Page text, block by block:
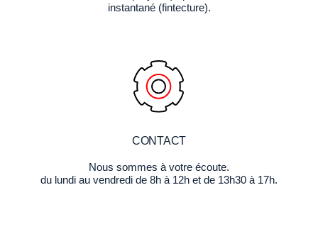
instantané (fintecture).
CONTACT
Nous sommes à votre écoute.
du lundi au vendredi de 8h à 12h et de 13h30 à 17h.